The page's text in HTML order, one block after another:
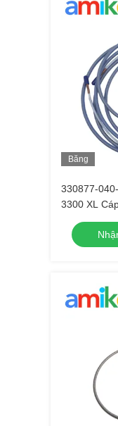
Băng
330877-
3300 XL